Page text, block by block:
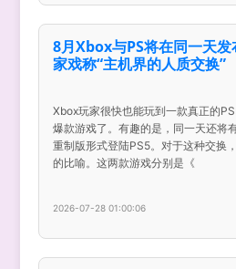
8月Xbox与PS将在同一天
家戏称“主机界的人质交换”
Xbox玩家很快也能玩到一款真正的
爆款游戏了。有趣的是，同一天还将
重制版形式登陆PS5。对于这种交换
的比喻。这两款游戏分别是《
2026-07-28 01:00:06